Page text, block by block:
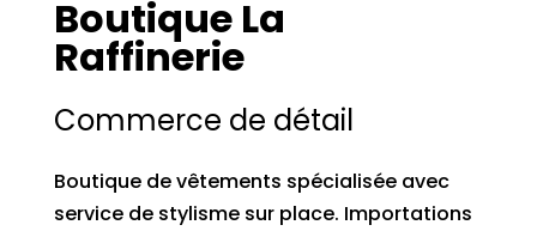
Boutique La
Raffinerie
Commerce de détail
Boutique de vêtements spécialisée avec
service de stylisme sur place. Importations